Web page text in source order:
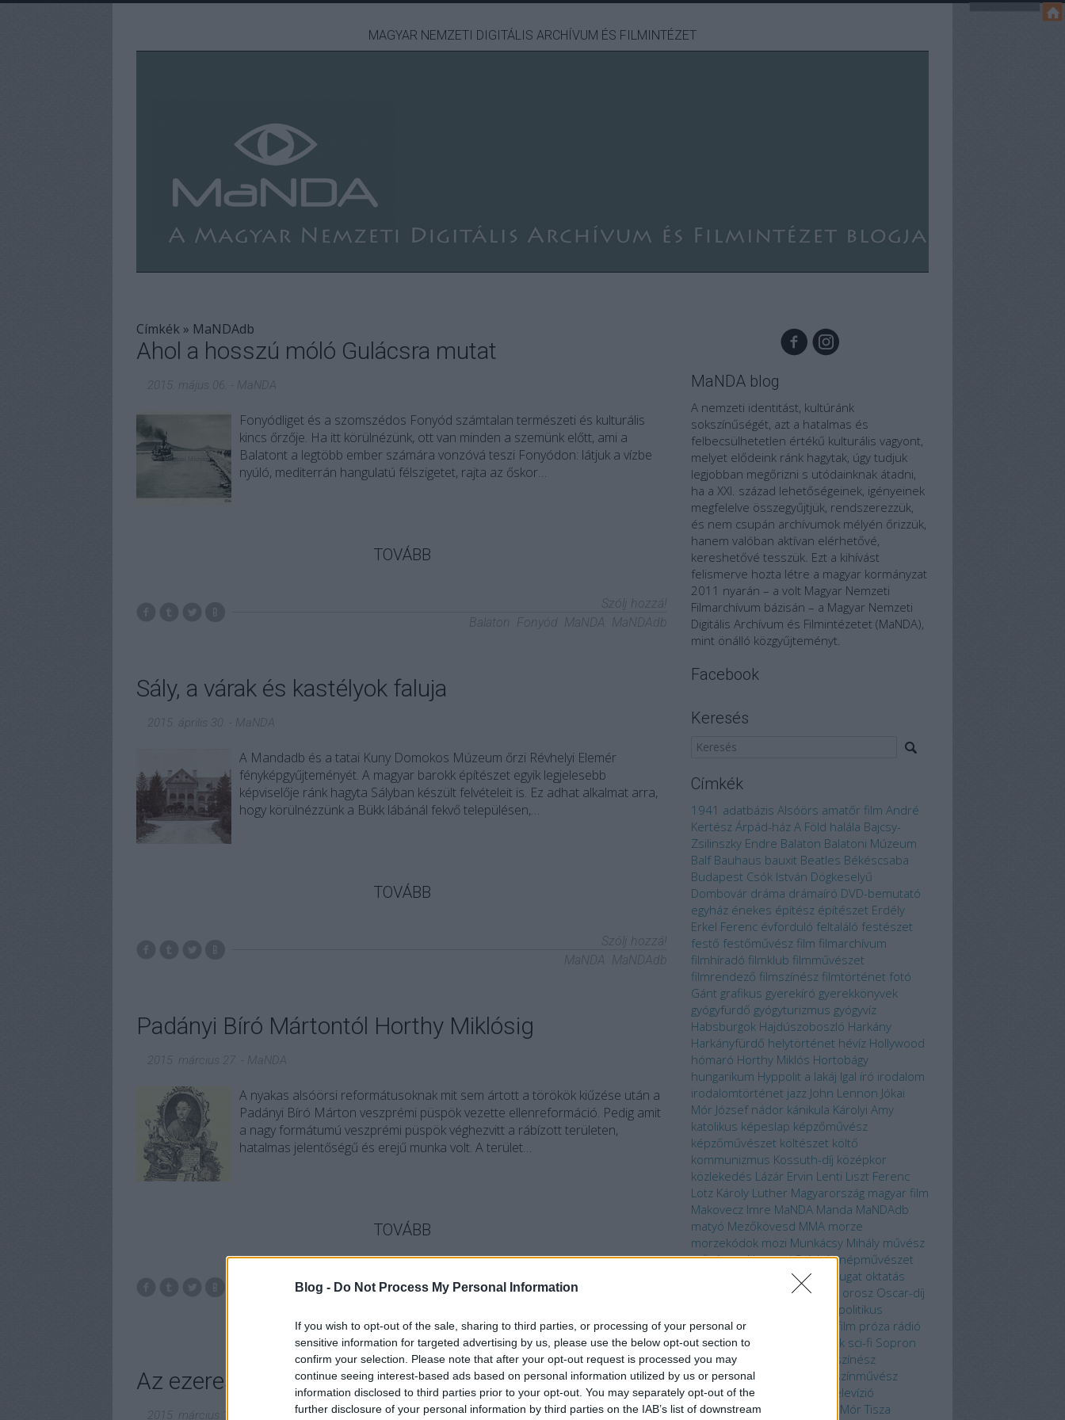
Blog - Do Not Process My Personal Information
If you wish to opt-out of the sale, sharing to third parties, or processing of your personal or
sensitive information for targeted advertising by us, please use the below opt-out section to
confirm your selection. Please note that after your opt-out request is processed you may
continue seeing interest-based ads based on personal information utilized by us or personal
information disclosed to third parties prior to your opt-out. You may separately opt-out of the
further disclosure of your personal information by third parties on the IAB’s list of downstream
MAGYAR NEMZETI DIGITÁLIS ARCHÍVUM ÉS FILMINTÉZET
Címkék » MaNDAdb
Ahol a hosszú móló Gulácsra mutat
2015. május 06. MaNDA
Fonyódliget és a szomszédos Fonyód számtalan természeti és kulturális
kincs őrzője. Ha itt körülnézünk, ott van minden a szemünk előtt, ami a
Balatont a legtöbb ember számára vonzóvá teszi Fonyódon: látjuk a vízbe
nyúló, mediterrán hangulatú félszigetet, rajta az őskor…
TOVÁBB
Szólj hozzá!
Balaton Fonyód MaNDA MaNDAdb
Sály, a várak és kastélyok faluja
2015. április 30. MaNDA
A Mandadb és a tatai Kuny Domokos Múzeum őrzi Révhelyi Elemér
fényképgyűjteményét. A magyar barokk építészet egyik legjelesebb
képviselője ránk hagyta Sályban készült felvételeit is. Ez adhat alkalmat arra,
hogy körülnézzünk a Bükk lábánál fekvő településen,…
TOVÁBB
Szólj hozzá!
MaNDA MaNDAdb
Padányi Bíró Mártontól Horthy Miklósig
2015. március 27. MaNDA
A nyakas alsóörsi reformátusoknak mit sem ártott a törökök kiűzése után a
Padányi Bíró Márton veszprémi püspök vezette ellenreformáció. Pedig amit
a nagy formátumú veszprémi püspök véghezvitt a rábízott területen,
hatalmas jelentőségű és erejű munka volt. A terület…
TOVÁBB
Veszprém
Csere-hegy
Az ezereskapitány útja Csobánctól Faddig
2015. március 18.
MaNDA blog
A nemzeti identitást, kultúránk
sokszínűségét, azt a hatalmas és
felbecsülhetetlen értékű kulturális vagyont,
melyet elődeink ránk hagytak, úgy tudjuk
legjobban megőrizni s utódainknak átadni,
ha a XXI. század lehetőségeinek, igényeinek
megfelelve összegyűjtjük, rendszerezzük,
és nem csupán archívumok mélyén őrizzük,
hanem valóban aktívan elérhetővé,
kereshetővé tesszük. Ezt a kihívást
felismerve hozta létre a magyar kormányzat
2011 nyarán – a volt Magyar Nemzeti
Filmarchívum bázisán – a Magyar Nemzeti
Digitális Archívum és Filmintézetet (MaNDA),
mint önálló közgyűjteményt.
Facebook
Keresés
Címkék
1941 adatbázis Alsóörs amatőr film André
Kertész Árpád-ház A Föld halála Bajcsy-
Zsilinszky Endre Balaton Balatoni Múzeum
Balf Bauhaus bauxit Beatles Békéscsaba
Budapest Csók István Dögkeselyű
Dombovár dráma drámaíró DVD-bemutató
egyház énekes építész építészet Erdély
Erkel Ferenc évforduló feltaláló festészet
festő festőművész film filmarchívum
filmhíradó filmklub filmművészet
filmrendező filmszínész filmtörténet fotó
Gánt grafikus gyerekíró gyerekkönyvek
gyógyfürdő gyógyturizmus gyógyvíz
Habsburgok Hajdúszoboszló Harkány
Harkányfürdő helytörténet hévíz Hollywood
hómaró Horthy Miklós Hortobágy
hungarikum Hyppolit a lakáj Igal író irodalom
irodalomtörténet jazz John Lennon Jókai
Mór József nádor kánikula Károlyi Amy
katolikus képeslap képzőművész
képzőművészet költészet költő
kommunizmus Kossuth-díj középkor
közlekedés Lázár Ervin Lenti Liszt Ferenc
Lotz Károly Luther Magyarország magyar film
Makovecz Imre MaNDA Manda MaNDAdb
matyó Mezőkövesd MMA morze
morzekódok mozi Munkácsy Mihály művész
művészet Nemzeti Színház népművészet
Nyolcak Nyugat oktatás
Örökmozgó orosz Oscar-díj
politikus
programajánló
propagandafilm próza rádió
rajzfilm regény rock sci-fi Sopron
sport sportoló
színész
színésznő színház
színművész
szobrász szocializmus
televízió
termálfürdő termálvíz Than Mór Tisza